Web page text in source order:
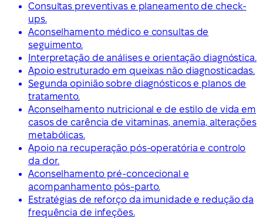
Consultas preventivas e planeamento de check-
ups.
Aconselhamento médico e consultas de
seguimento.
Interpretação de análises e orientação diagnóstica.
Apoio estruturado em queixas não diagnosticadas.
Segunda opinião sobre diagnósticos e planos de
tratamento.
Aconselhamento nutricional e de estilo de vida em
casos de carência de vitaminas, anemia, alterações
metabólicas.
Apoio na recuperação pós-operatória e controlo
da dor.
Aconselhamento pré-concecional e
acompanhamento pós-parto.
Estratégias de reforço da imunidade e redução da
frequência de infeções.